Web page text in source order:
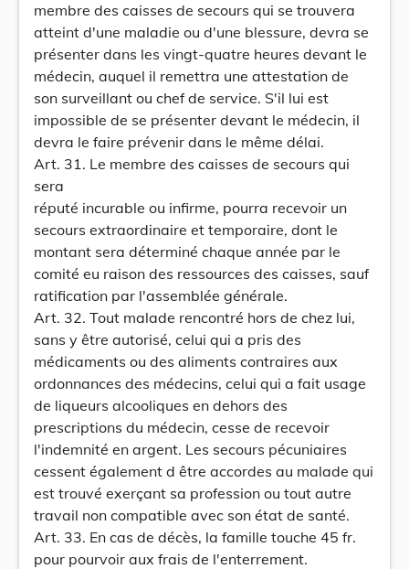
membre des caisses de secours qui se trouvera
atteint d'une maladie ou d'une blessure, devra se
présenter dans les vingt-quatre heures devant le
médecin, auquel il remettra une attestation de
son surveillant ou chef de service. S'il lui est
impossible de se présenter devant le médecin, il
devra le faire prévenir dans le même délai.
Art. 31. Le membre des caisses de secours qui
sera
réputé incurable ou infirme, pourra recevoir un
secours extraordinaire et temporaire, dont le
montant sera déterminé chaque année par le
comité eu raison des ressources des caisses, sauf
ratification par l'assemblée générale.
Art. 32. Tout malade rencontré hors de chez lui,
sans y être autorisé, celui qui a pris des
médicaments ou des aliments contraires aux
ordonnances des médecins, celui qui a fait usage
de liqueurs alcooliques en dehors des
prescriptions du médecin, cesse de recevoir
l'indemnité en argent. Les secours pécuniaires
cessent également d être accordes au malade qui
est trouvé exerçant sa profession ou tout autre
travail non compatible avec son état de santé.
Art. 33. En cas de décès, la famille touche 45 fr.
pour pourvoir aux frais de l'enterrement.